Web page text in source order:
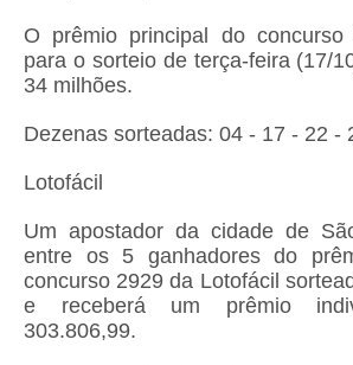
O prêmio principal do concurso
para o sorteio de terça-feira (17/
34 milhões.
Dezenas sorteadas: 04 - 17 - 22 -
Lotofácil
Um apostador da cidade de
entre os 5 ganhadores do
concurso 2929 da Lotofácil
e receberá um prêmio
303.806,99.